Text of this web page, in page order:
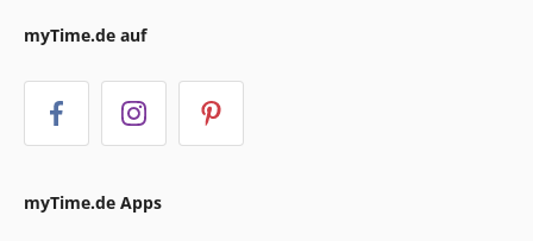
myTime.de auf
myTime.de Apps